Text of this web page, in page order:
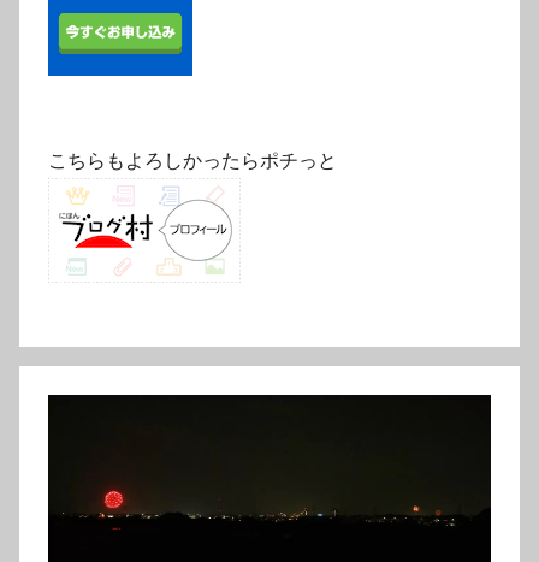
こちらもよろしかったらポチっと